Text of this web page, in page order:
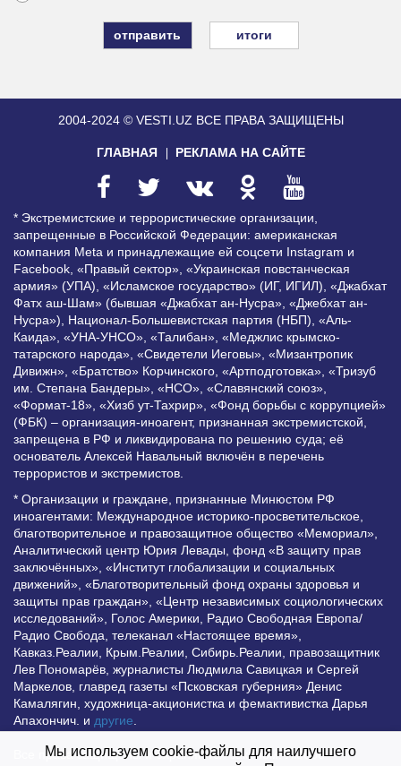
итоги
2004-2024 © VESTI.UZ ВСЕ ПРАВА ЗАЩИЩЕНЫ
ГЛАВНАЯ РЕКЛАМА НА САЙТЕ
* Экстремистские и террористические организации,
запрещенные в Российской Федерации: американская
компания Meta и принадлежащие ей соцсети Instagram и
Facebook, «Правый сектор», «Украинская повстанческая
армия» (УПА), «Исламское государство» (ИГ, ИГИЛ), «Джабхат
Фатх аш-Шам» (бывшая «Джабхат ан-Нусра», «Джебхат ан-
Нусра»), Национал-Большевистская партия (НБП), «Аль-
Каида», «УНА-УНСО», «Талибан», «Меджлис крымско-
татарского народа», «Свидетели Иеговы», «Мизантропик
Дивижн», «Братство» Корчинского, «Артподготовка», «Тризуб
им. Степана Бандеры», «НСО», «Славянский союз»,
«Формат-18», «Хизб ут-Тахрир», «Фонд борьбы с коррупцией»
(ФБК) – организация-иноагент, признанная экстремистской,
запрещена в РФ и ликвидирована по решению суда; её
основатель Алексей Навальный включён в перечень
террористов и экстремистов.
* Организации и граждане, признанные Минюстом РФ
иноагентами: Международное историко-просветительское,
благотворительное и правозащитное общество «Мемориал»,
Аналитический центр Юрия Левады, фонд «В защиту прав
заключённых», «Институт глобализации и социальных
движений», «Благотворительный фонд охраны здоровья и
защиты прав граждан», «Центр независимых социологических
исследований», Голос Америки, Радио Свободная Европа/
Радио Свобода, телеканал «Настоящее время»,
Кавказ.Реалии, Крым.Реалии, Сибирь.Реалии, правозащитник
Лев Пономарёв, журналисты Людмила Савицкая и Сергей
Маркелов, главред газеты «Псковская губерния» Денис
Камалягин, художница-акционистка и фемактивистка Дарья
Апахончич. и другие
Все права защищены и охраняются законом. Любое
Мы используем cookie-файлы для наилучшего